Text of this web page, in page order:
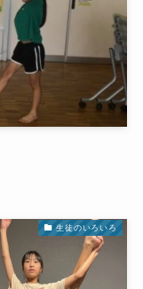
生徒のいろいろ